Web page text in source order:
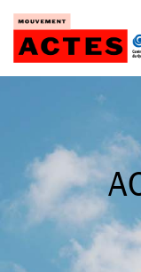
Passer
contenu